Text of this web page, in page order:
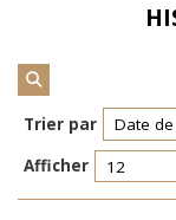
Réinitialiser les
Trier par
Afficher